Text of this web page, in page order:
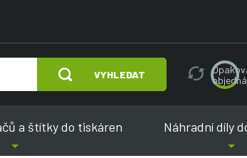
VYHLEDAT
a štítky do tiskáren Náhradní díly